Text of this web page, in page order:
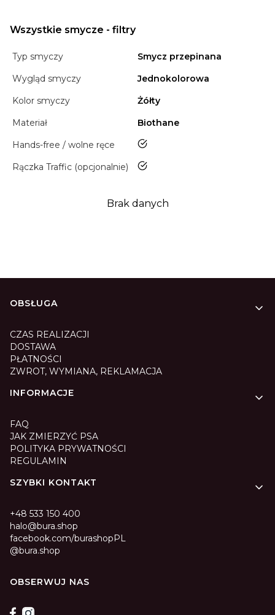
Wszystkie smycze - filtry
Typ smyczy
Smycz przepinana
Wygląd smyczy
Jednokolorowa
Kolor smyczy
Żółty
Materiał
Biothane
Hands-free / wolne ręce
tak
Rączka Traffic (opcjonalnie) tak
Brak danych
Linki w stopce
OBSŁUGA
CZAS REALIZACJI
DOSTAWA
PŁATNOŚCI
ZWROT, WYMIANA, REKLAMACJA
INFORMACJE
FAQ
JAK ZMIERZYĆ PSA
POLITYKA PRYWATNOŚCI
REGULAMIN
SZYBKI KONTAKT
+48 533 150 400
halo@bura.shop
facebook.com/burashopPL
@bura.shop
OBSERWUJ NAS